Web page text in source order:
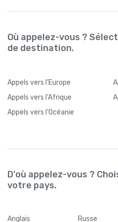
Où appelez-vous ?
de destination.
Appels vers l’Europe
Appels vers l’Afrique
Appels vers l’Océanie
D'où appelez-vous ?
votre pays.
Anglais Russe